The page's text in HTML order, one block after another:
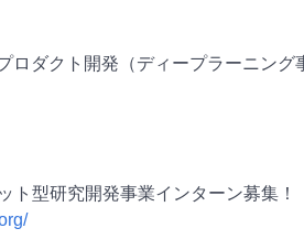
ロダクト開発（ディープラーニング
ト型研究開発事業インターン募集！